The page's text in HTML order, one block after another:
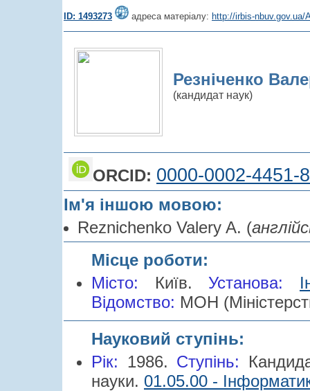
ID: 1493273 адреса матеріалу: http://irbis-nbuv.gov.ua/
Резніченко
(кандидат наук)
ORCID: 0000-0002-4451-
Ім'я іншою мовою:
Reznichenko Valery A. (
Місце роботи:
Місто: Київ. Установа:
Відомство: МОН
Науковий ступінь:
Рік: 1986. Cтупінь:
науки. 01.05.00 -